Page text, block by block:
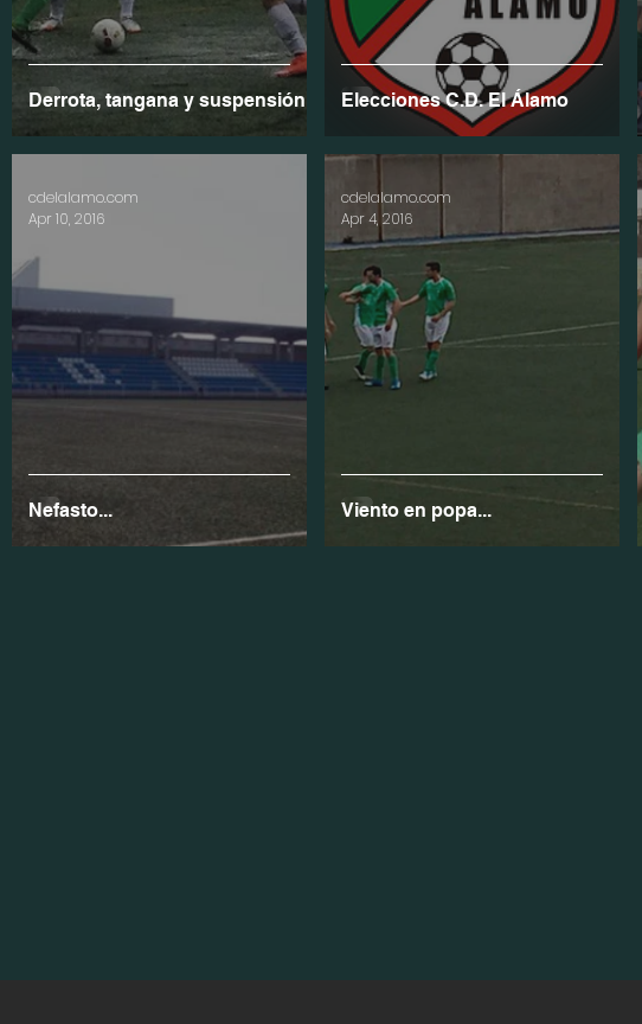
Derrota, tangana y suspensión... Elecciones C.D. El Álamo
Nefasto...
cdelalamo.com
Apr 10, 2016
Viento en popa...
cdelalamo.com
Apr 4, 2016